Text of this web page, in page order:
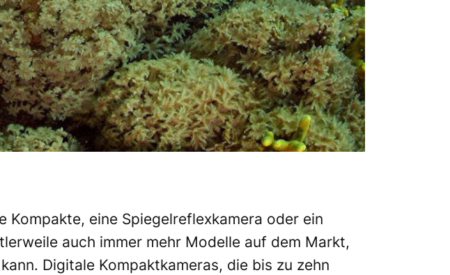
Kompakte, eine Spiegelreflexkamera oder ein
auch immer mehr Modelle auf dem Markt,
Digitale Kompaktkameras, die bis zu zehn